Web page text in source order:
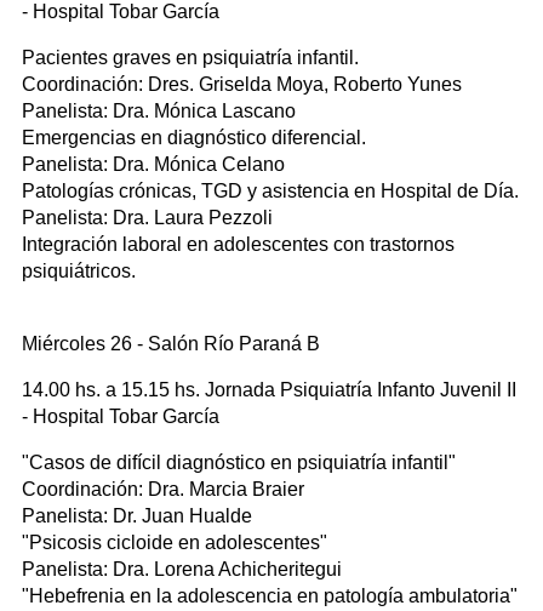
- Hospital Tobar García
Pacientes graves en psiquiatría infantil.
Coordinación: Dres. Griselda Moya, Roberto Yunes
Panelista: Dra. Mónica Lascano
Emergencias en diagnóstico diferencial.
Panelista: Dra. Mónica Celano
Patologías crónicas, TGD y asistencia en Hospital de Día.
Panelista: Dra. Laura Pezzoli
Integración laboral en adolescentes con trastornos
psiquiátricos.
Miércoles 26 - Salón Río Paraná B
14.00 hs. a 15.15 hs. Jornada Psiquiatría Infanto Juvenil II
- Hospital Tobar García
"Casos de difícil diagnóstico en psiquiatría infantil"
Coordinación: Dra. Marcia Braier
Panelista: Dr. Juan Hualde
"Psicosis cicloide en adolescentes"
Panelista: Dra. Lorena Achicheritegui
"Hebefrenia en la adolescencia en patología ambulatoria"